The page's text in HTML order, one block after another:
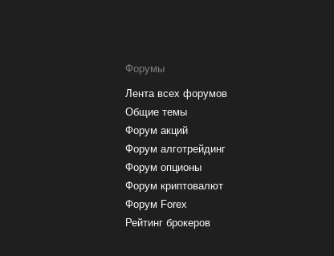
Форумы
Лента всех форумов
Общие темы
Форум акций
Форум алготрейдинг
Форум опционы
Форум криптовалют
Форум Forex
Рейтинг брокеров